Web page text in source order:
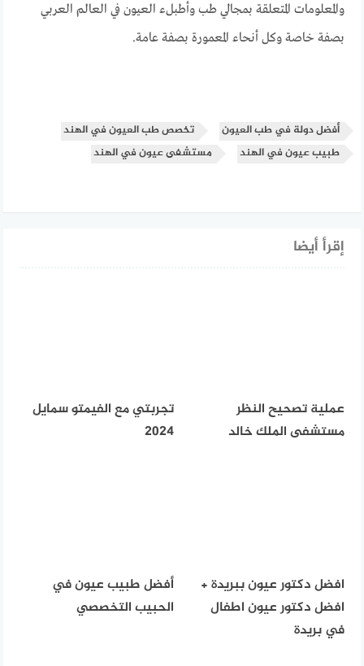
والمعلومات المتعلقة بمجالي طب وأطبلء العيون في العالم العربي
بصفة خاصة وكل أنحاء المعمورة بصفة عامة.
أفضل دولة في طب العيون
تخصص طب العيون في الهند
طبيب عيون في الهند
مستشفى عيون في الهند
إقرأ أيضا
عملية تصحيح النظر
مستشفى الملك خالد
تجربتي مع الفيمتو سمايل
2024
افضل دكتور عيون ببريدة +
افضل دكتور عيون اطفال
في بريدة
أفضل طبيب عيون في
الحبيب التخصصي